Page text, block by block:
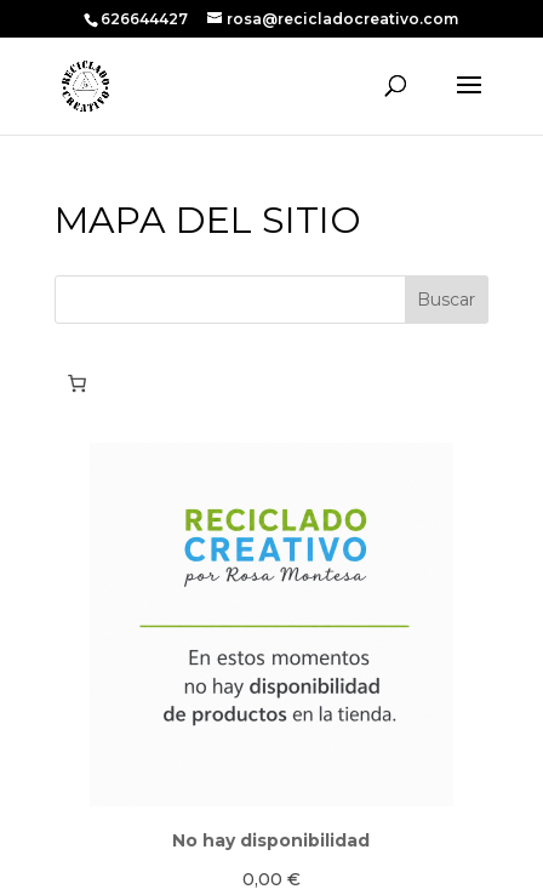
626644427 rosa@recicladocreativo.com
MAPA DEL SITIO
No hay disponibilidad
0,00 €